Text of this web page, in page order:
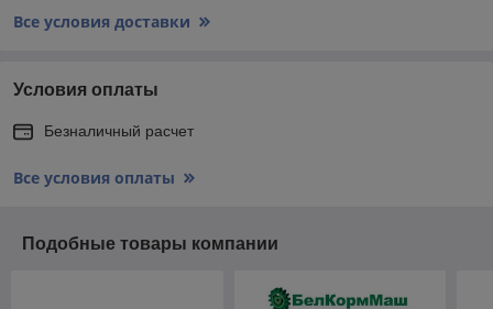
Все условия доставки
Условия оплаты
Безналичный расчет
Все условия оплаты
Подобные товары компании